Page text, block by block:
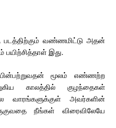
வண்ணமிட்டு அதன்
பயிற்சித்தாள் இது.
மூலம் எண்ணற்ற
காலத்தில் குழந்தைகள்
வாரங்களுக்குள் அவர்களின்
நீங்கள் விரைவிலேயே